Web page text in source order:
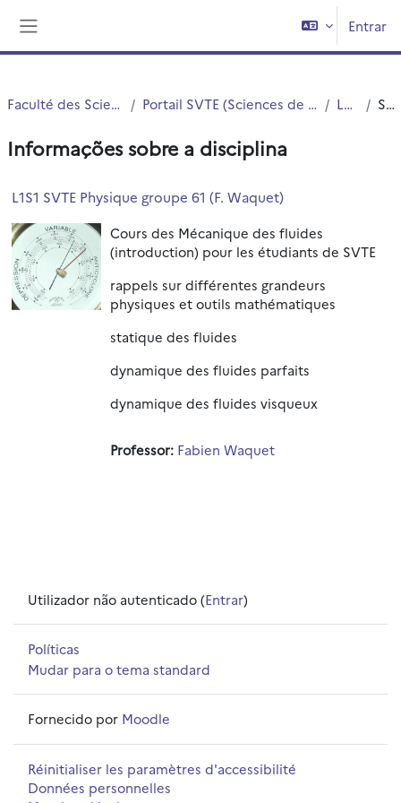
Entrar
Faculté des Sciences et Technologies (FST) Portail SVTE (Sciences de la Vie, de la Terre et de l'Environnement) L1 SVTE S1 Sumário
Informações sobre a disciplina
L1S1 SVTE Physique groupe 61 (F. Waquet)
Cours des Mécanique des fluides
(introduction) pour les étudiants de SVTE
rappels sur différentes grandeurs
physiques et outils mathématiques
statique des fluides
dynamique des fluides parfaits
dynamique des fluides visqueux
Professor: Fabien Waquet
Utilizador não autenticado (Entrar)
Políticas
Mudar para o tema standard
Fornecido por Moodle
Réinitialiser les paramètres d'accessibilité
Données personnelles